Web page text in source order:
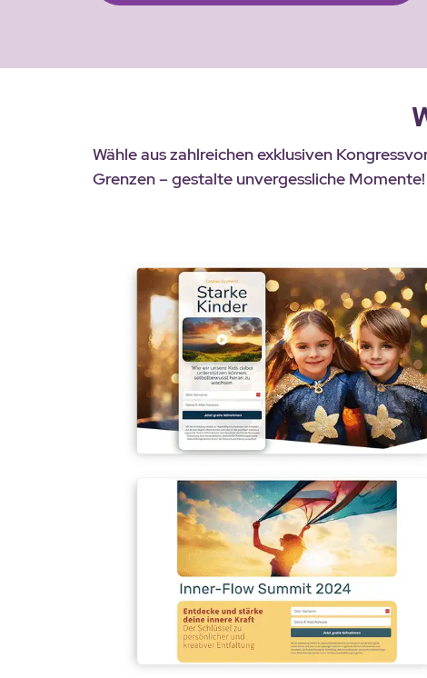
Wähle aus zahlreichen exklusiven
Grenzen – gestalte unvergessliche